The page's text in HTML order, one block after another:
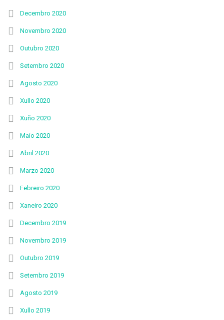
Decembro 2020
Novembro 2020
Outubro 2020
Setembro 2020
Agosto 2020
Xullo 2020
Xuño 2020
Maio 2020
Abril 2020
Marzo 2020
Febreiro 2020
Xaneiro 2020
Decembro 2019
Novembro 2019
Outubro 2019
Setembro 2019
Agosto 2019
Xullo 2019